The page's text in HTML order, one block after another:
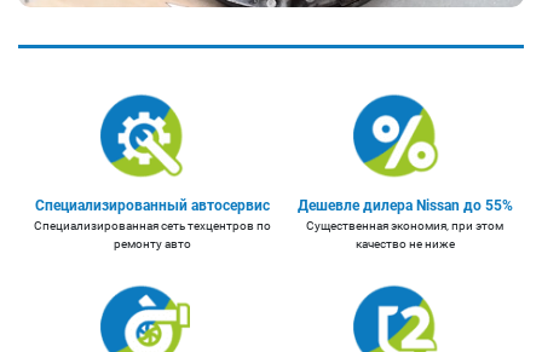
Специализированный автосервис
Специализированная сеть техцентров по
ремонту авто
Дешевле дилера Nissan до 55%
Существенная экономия, при этом
качество не ниже